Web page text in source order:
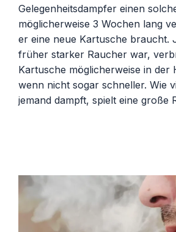
Gelegenheitsdampfer einen
möglicherweise 3 Wochen lang
er eine neue Kartusche braucht.
früher starker Raucher war,
Kartusche möglicherweise in der
wenn nicht sogar schneller. Wie
jemand dampft, spielt eine große